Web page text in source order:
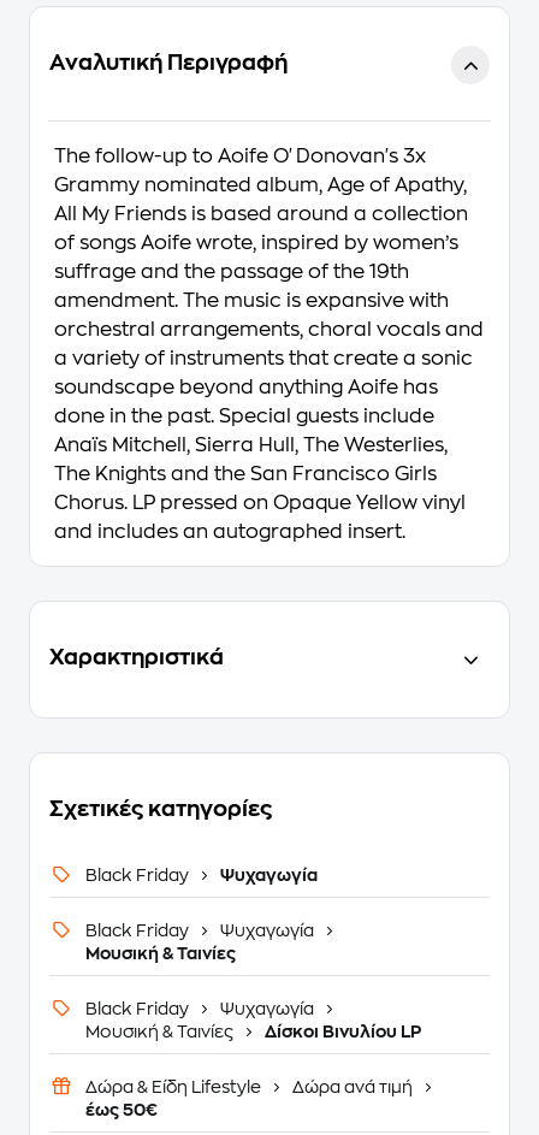
Αναλυτική Περιγραφή
The follow-up to Aoife O'Donovan's 3x
Grammy nominated album, Age of Apathy,
All My Friends is based around a collection
of songs Aoife wrote, inspired by women’s
suffrage and the passage of the 19th
amendment. The music is expansive with
orchestral arrangements, choral vocals and
a variety of instruments that create a sonic
soundscape beyond anything Aoife has
done in the past. Special guests include
Anaïs Mitchell, Sierra Hull, The Westerlies,
The Knights and the San Francisco Girls
Chorus. LP pressed on Opaque Yellow vinyl
and includes an autographed insert.
Χαρακτηριστικά
Σχετικές κατηγορίες
Black Friday Ψυχαγωγία
Black Friday
Ψυχαγωγία
Μουσική & Ταινίες
Black Friday
Ψυχαγωγία
Μουσική & Ταινίες
Δίσκοι Βινυλίου LP
Δώρα & Είδη Lifestyle
Δώρα ανά τιμή
έως 50€